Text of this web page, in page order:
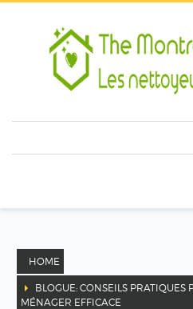
HOME
BLOGUE: CONSEILS PRATIQUES
MÉNAGER EFFICACE